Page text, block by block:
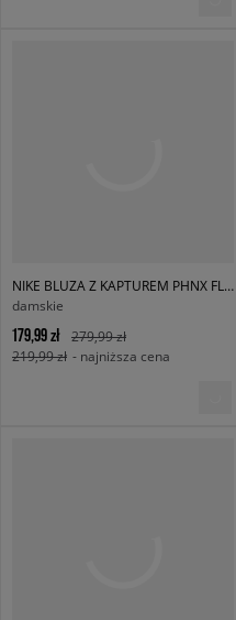
NIKE BLUZA Z KAPTUREM PHNX FLC OS HOODIE W NSW
damskie
179,99 zł
279,99 zł
219,99 zł - najniższa cena